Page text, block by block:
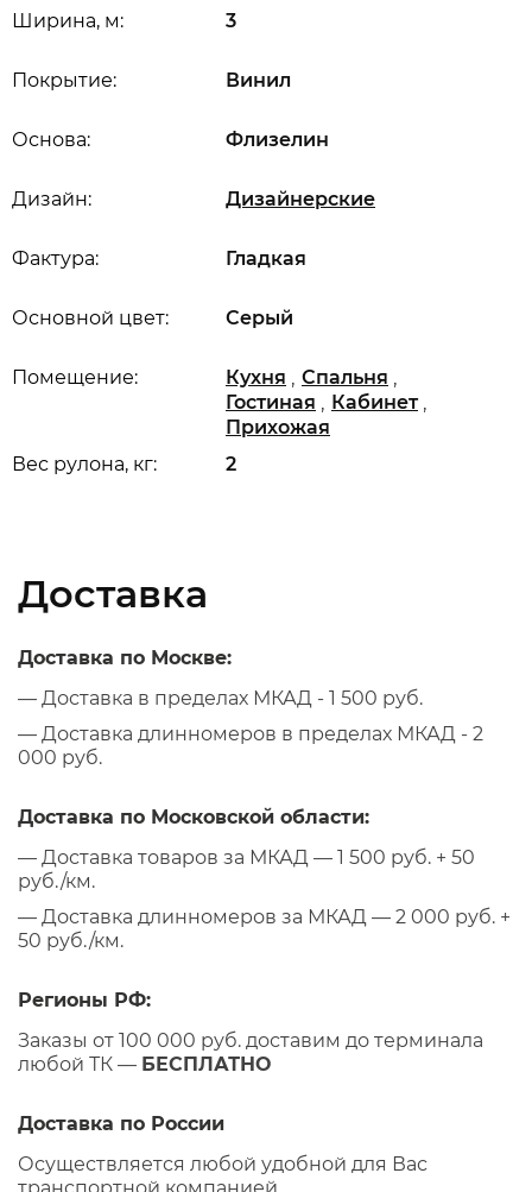
Ширина, м: 3
Вес рулона, кг: 2
Основной цвет: Серый
Дизайн: Дизайнерские
Основа: Флизелин
Покрытие: Винил
Помещение: Кухня , Спальня ,
Гостиная , Кабинет ,
Прихожая
Фактура: Гладкая
Доставка
Доставка по Москве:
— Доставка в пределах МКАД - 1 500 руб.
— Доставка длинномеров в пределах МКАД - 2
000 руб.
Доставка по Московской области:
— Доставка товаров за МКАД — 1 500 руб. + 50
руб./км.
— Доставка длинномеров за МКАД — 2 000 руб. +
50 руб./км.
Регионы РФ:
Заказы от 100 000 руб. доставим до терминала
любой ТК — БЕСПЛАТНО
Доставка по России
Осуществляется любой удобной для Вас